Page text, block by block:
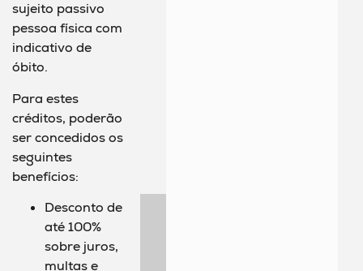
sujeito passivo
pessoa física com
indicativo de
óbito.
Para estes
créditos, poderão
ser concedidos os
seguintes
benefícios:
Desconto de
até 100%
sobre juros,
multas e